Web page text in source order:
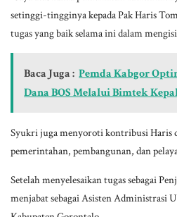
setinggi-tingginya kepada Pak Haris
tugas yang baik selama ini dalam
Baca Juga : Pemda Kabgor
Dana BOS Melalui Bimtek
Syukri juga menyoroti kontribusi Haris
pemerintahan, pembangunan, dan
Setelah menyelesaikan tugas sebagai
menjabat sebagai Asisten Administrasi